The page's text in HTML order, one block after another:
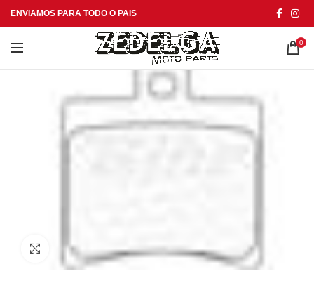
ENVIAMOS PARA TODO O PAIS
0
Click to enlarge